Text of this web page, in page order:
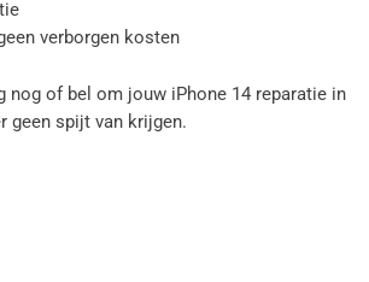
verborgen kosten
nog of bel om jouw iPhone 14 reparatie in
geen spijt van krijgen.